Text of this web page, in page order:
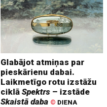
Glabājot atmiņas par
pieskārienu dabai.
Laikmetīgo rotu izstāžu
ciklāSpektrs – izstāde
Skaistā daba © DIENA